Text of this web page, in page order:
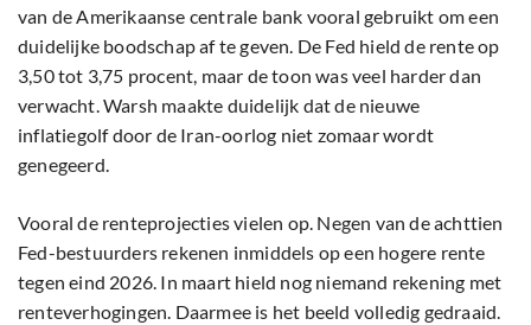
van de Amerikaanse centrale bank vooral gebruikt om een
duidelijke boodschap af te geven. De Fed hield de rente op
3,50 tot 3,75 procent, maar de toon was veel harder dan
verwacht. Warsh maakte duidelijk dat de nieuwe
inflatiegolf door de Iran-oorlog niet zomaar wordt
genegeerd.
Vooral de renteprojecties vielen op. Negen van de achttien
Fed-bestuurders rekenen inmiddels op een hogere rente
tegen eind 2026. In maart hield nog niemand rekening met
renteverhogingen. Daarmee is het beeld volledig gedraaid.